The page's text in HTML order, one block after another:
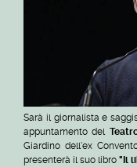
Sarà il giornalista e
appuntamento del
Giardino dell'ex
presenterà il suo libro "Il